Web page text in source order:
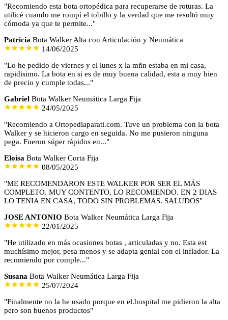
"Recomiendo esta bota ortopédica para recuperarse de roturas. La
utilicé cuando me rompí el tobillo y la verdad que me resultó muy
cómoda ya que te permite..."
Patricia Bota Walker Alta con Articulación y Neumática
14/06/2025
"Lo he pedido de viernes y el lunes x la mñn estaba en mi casa,
rapidisimo. La bota en si es de muy buena calidad, esta a muy bien
de precio y cumple todas..."
Gabriel Bota Walker Neumática Larga Fija
24/05/2025
"Recomiendo a Ortopediaparati.com. Tuve un problema con la bota
Walker y se hicieron cargo en seguida. No me pusieron ninguna
pega. Fueron súper rápidos en..."
Eloísa Bota Walker Corta Fija
08/05/2025
"ME RECOMENDARON ESTE WALKER POR SER EL MÁS
COMPLETO. MUY CONTENTO, LO RECOMIENDO. EN 2 DIAS
LO TENIA EN CASA, TODO SIN PROBLEMAS. SALUDOS"
JOSE ANTONIO Bota Walker Neumática Larga Fija
22/01/2025
"He utilizado en más ocasiones botas , articuladas y no. Esta est
muchísimo mejor, pesa menos y se adapta genial con el inflador. La
recomiendo por comple..."
Susana Bota Walker Neumática Larga Fija
25/07/2024
"Finalmente no la he usado porque en el.hospital me pidieron la alta
pero son buenos productos"